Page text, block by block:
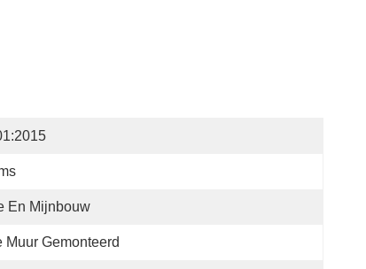
En Mijnbouw
Muur Gemonteerd